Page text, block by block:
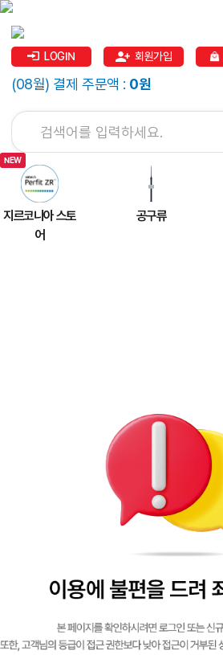
LOGIN 회원가입
(08월) 결제 주문액 : 0원
지르코니아 스토
어
공구류